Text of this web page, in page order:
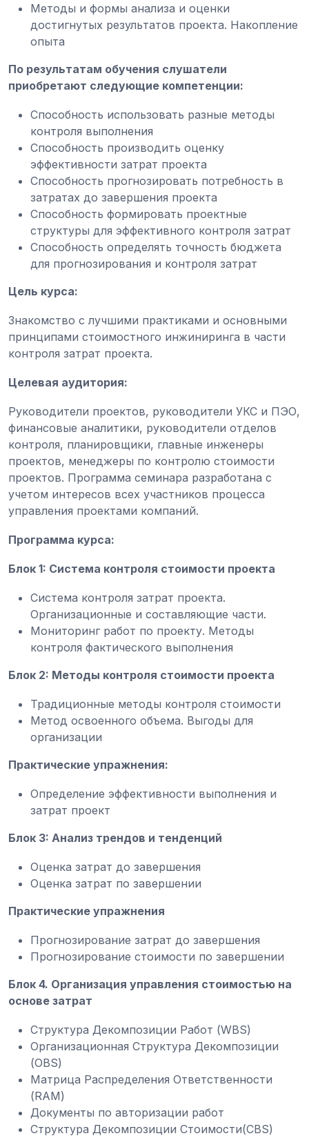
Методы и формы анализа и оценки
достигнутых результатов проекта. Накопление
опыта
По результатам обучения слушатели
приобретают следующие компетенции:
Способность использовать разные методы
контроля выполнения
Способность производить оценку
эффективности затрат проекта
Способность прогнозировать потребность в
затратах до завершения проекта
Способность формировать проектные
структуры для эффективного контроля затрат
Способность определять точность бюджета
для прогнозирования и контроля затрат
Цель курса:
Знакомство с лучшими практиками и основными
принципами стоимостного инжиниринга в части
контроля затрат проекта.
Целевая аудитория:
Руководители проектов, руководители УКС и ПЭО,
финансовые аналитики, руководители отделов
контроля, планировщики, главные инженеры
проектов, менеджеры по контролю стоимости
проектов. Программа семинара разработана с
учетом интересов всех участников процесса
управления проектами компаний.
Программа курса:
Блок 1: Система контроля стоимости проекта
Система контроля затрат проекта.
Организационные и составляющие части.
Мониторинг работ по проекту. Методы
контроля фактического выполнения
Блок 2: Методы контроля стоимости проекта
Традиционные методы контроля стоимости
Метод освоенного объема. Выгоды для
организации
Практические упражнения:
Определение эффективности выполнения и
затрат проект
Блок 3: Анализ трендов и тенденций
Оценка затрат до завершения
Оценка затрат по завершении
Практические упражнения
Прогнозирование затрат до завершения
Прогнозирование стоимости по завершении
Блок 4. Организация управления стоимостью на
основе затрат
Структура Декомпозиции Работ (WBS)
Организационная Структура Декомпозиции
(OBS)
Матрица Распределения Ответственности
(RAM)
Документы по авторизации работ
Структура Декомпозиции Стоимости(CBS)